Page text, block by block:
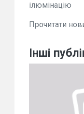
ілюмінацію
Прочитати
Інші